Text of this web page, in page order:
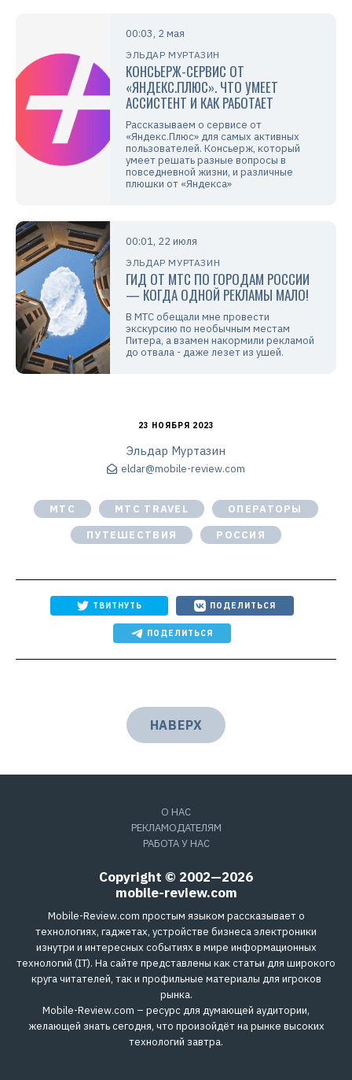
00:03, 2 мая
ЭЛЬДАР МУРТАЗИН
КОНСЬЕРЖ-СЕРВИС ОТ
«ЯНДЕКС.ПЛЮС». ЧТО УМЕЕТ
АССИСТЕНТ И КАК РАБОТАЕТ
Рассказываем о сервисе от
«Яндекс.Плюс» для самых активных
пользователей. Консьерж, который
умеет решать разные вопросы в
повседневной жизни, и различные
плюшки от «Яндекса»
00:01, 22 июля
ЭЛЬДАР МУРТАЗИН
ГИД ОТ МТС ПО ГОРОДАМ РОССИИ
— КОГДА ОДНОЙ РЕКЛАМЫ МАЛО!
В МТС обещали мне провести
экскурсию по необычным местам
Питера, а взамен накормили рекламой
до отвала - даже лезет из ушей.
23 НОЯБРЯ 2023
Эльдар Муртазин
eldar@mobile-review.com
MTC МТС TRAVEL
ОПЕРАТОРЫ
ПУТЕШЕСТВИЯ
РОССИЯ
ТВИТНУТЬ ПОДЕЛИТЬСЯ
ПОДЕЛИТЬСЯ
НАВЕРХ
О НАС
РЕКЛАМОДАТЕЛЯМ
РАБОТА У НАС
Copyright © 2002—2026
mobile-review.com
Mobile-Review.com простым языком рассказывает о
технологиях, гаджетах, устройстве бизнеса электроники
изнутри и интересных событиях в мире информационных
технологий (IT). На сайте представлены как статьи для широкого
круга читателей, так и профильные материалы для игроков
рынка.
Mobile-Review.com – ресурс для думающей аудитории,
желающей знать сегодня, что произойдёт на рынке высоких
технологий завтра.